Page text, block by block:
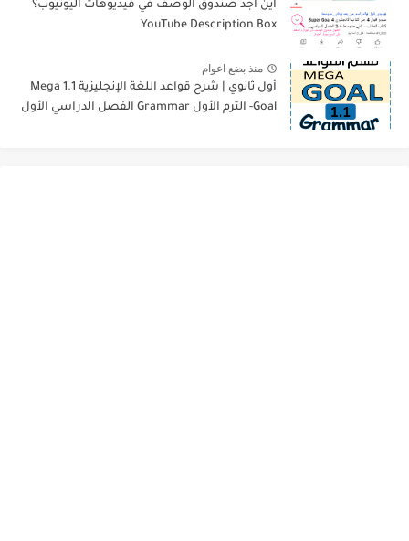
أين أجد صندوق الوصف في فيديوهات اليوتيوب؟
YouTube Description Box
منذ بضع اعوام
أول ثانوي | شرح قواعد اللغة الإنجليزية 1.1 Mega
Goal- الترم الأول Grammar الفصل الدراسي الأول